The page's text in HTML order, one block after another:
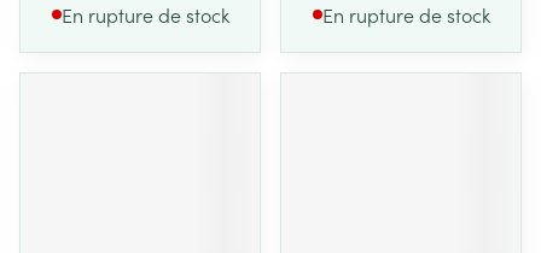
En rupture de stock En rupture de stock